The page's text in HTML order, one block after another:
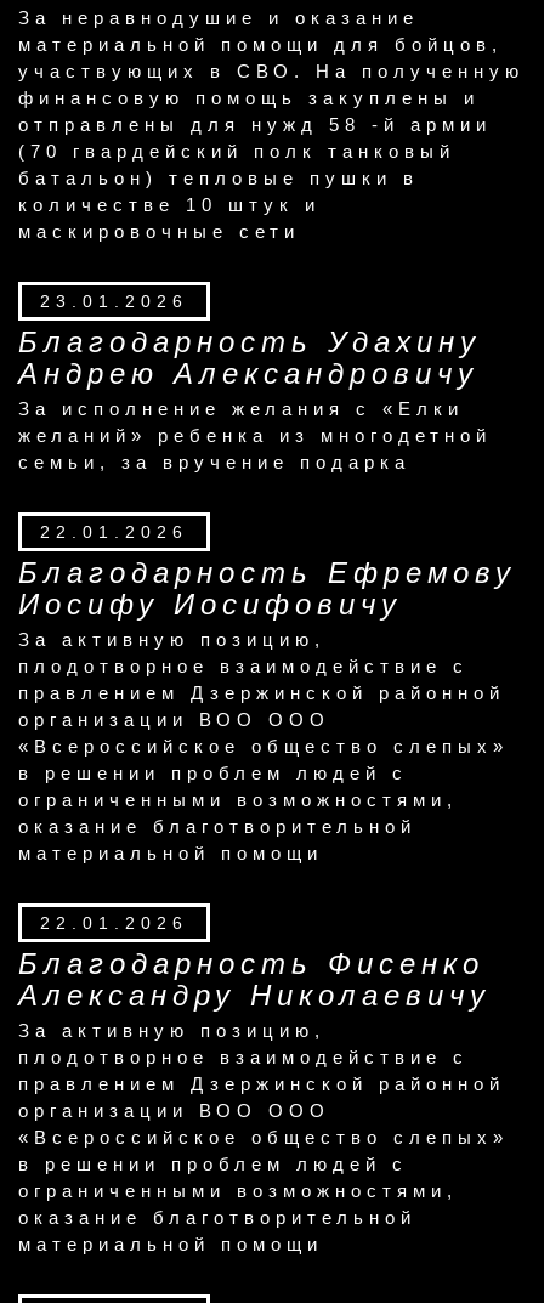
За неравнодушие и оказание
материальной помощи для бойцов,
участвующих в СВО. На полученную
финансовую помощь закуплены и
отправлены для нужд 58 -й армии
(70 гвардейский полк танковый
батальон) тепловые пушки в
количестве 10 штук и
маскировочные сети
23.01.2026
Благодарность Удахину
Андрею Александровичу
За исполнение желания с «Елки
желаний» ребенка из многодетной
семьи, за вручение подарка
22.01.2026
Благодарность Ефремову
Иосифу Иосифовичу
За активную позицию,
плодотворное взаимодействие с
правлением Дзержинской районной
организации ВОО ООО
«Всероссийское общество слепых»
в решении проблем людей с
ограниченными возможностями,
оказание благотворительной
материальной помощи
22.01.2026
Благодарность Фисенко
Александру Николаевичу
За активную позицию,
плодотворное взаимодействие с
правлением Дзержинской районной
организации ВОО ООО
«Всероссийское общество слепых»
в решении проблем людей с
ограниченными возможностями,
оказание благотворительной
материальной помощи